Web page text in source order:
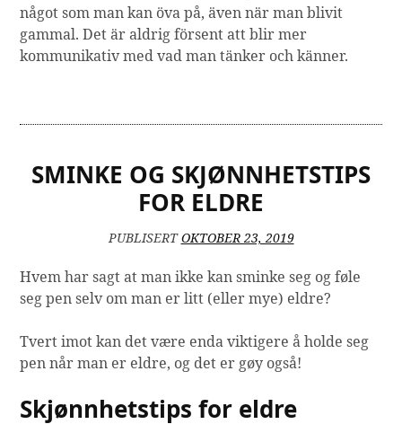
något som man kan öva på, även när man blivit
gammal. Det är aldrig försent att blir mer
kommunikativ med vad man tänker och känner.
SMINKE OG SKJØNNHETSTIPS
FOR ELDRE
PUBLISERTOKTOBER 23, 2019
Hvem har sagt at man ikke kan sminke seg og føle
seg pen selv om man er litt (eller mye) eldre?
Tvert imot kan det være enda viktigere å holde seg
pen når man er eldre, og det er gøy også!
Skjønnhetstips for eldre